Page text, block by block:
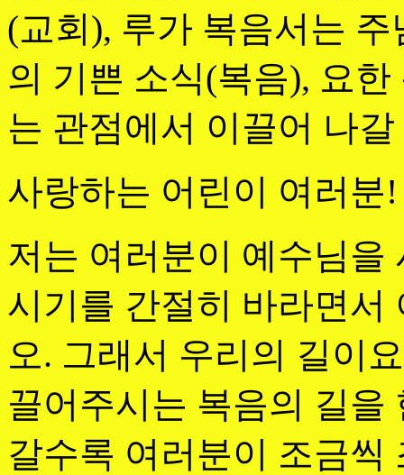
(교회), 루가 복음서는
의 기쁜 소식(복음), 요
는 관점에서 이끌어 나
사랑하는 어린이 여러분!
저는 여러분이 예수님을
시기를 간절히 바라면서
오. 그래서 우리의 길이
끌어주시는 복음의 길을
갈수록 여러분이 조금씩